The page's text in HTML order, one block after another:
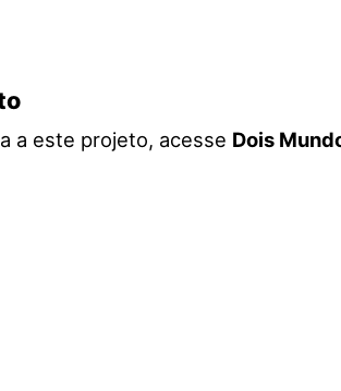
a este projeto, acesse Dois